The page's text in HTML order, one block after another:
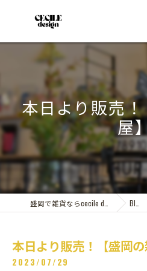
本日より販売
屋
Blog
本日より販売！【盛岡の
2023/07/29